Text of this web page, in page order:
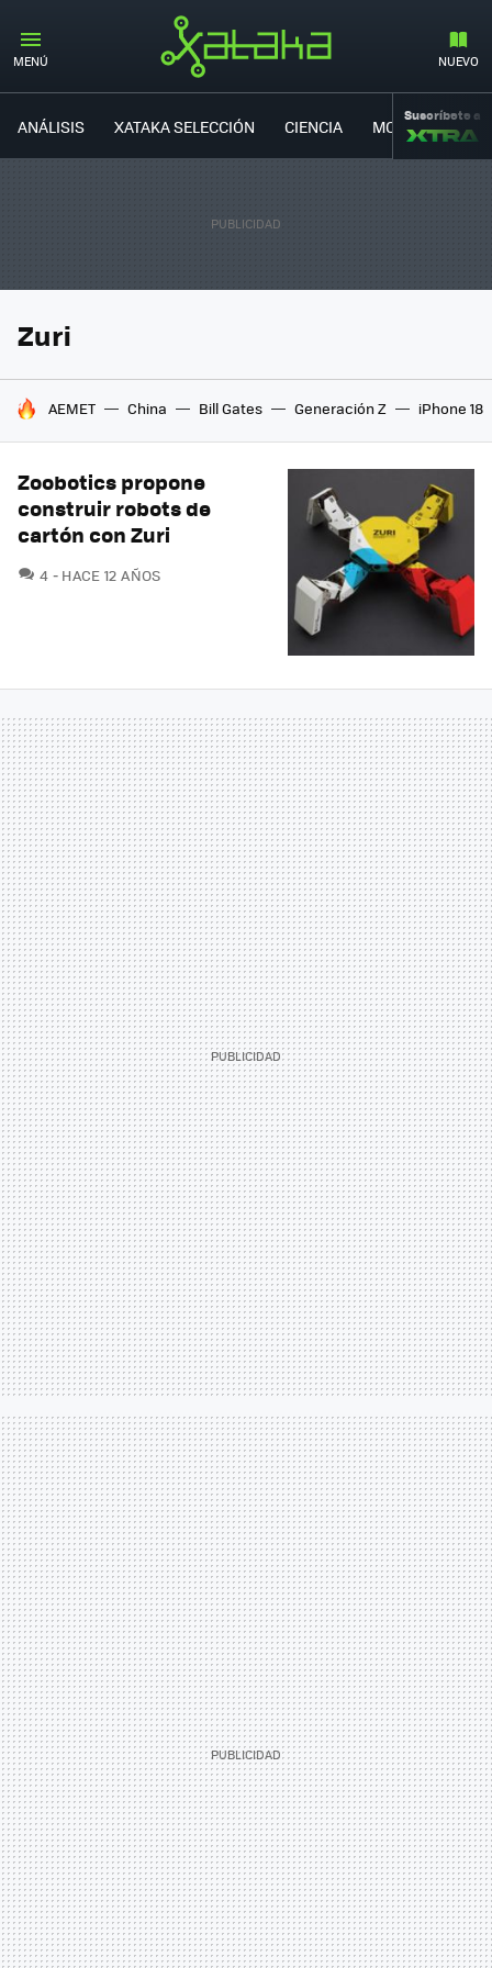
MENÚ NUEVO
ANÁLISIS XATAKA SELECCIÓN CIENCIA MOVILIDAD
Suscríbete a
Zuri
HOY SE HABLA DE
AEMET China Bill Gates Generación Z iPhone 18
Zoobotics propone
construir robots de
cartón con Zuri
4 COMENTARIOS
HACE 12 AÑOS